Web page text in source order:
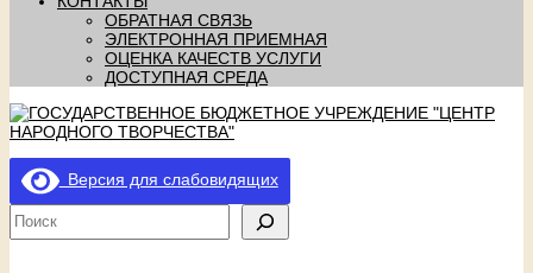
ОБРАТНАЯ СВЯЗЬ
ЭЛЕКТРОННАЯ ПРИЕМНАЯ
ОЦЕНКА КАЧЕСТВ УСЛУГИ
ДОСТУПНАЯ СРЕДА
Версия для слабовидящих